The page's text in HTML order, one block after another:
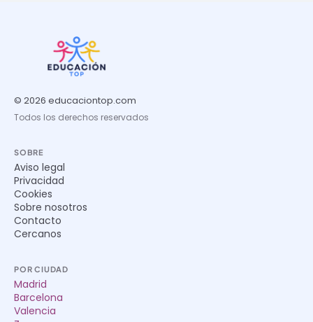
© 2026 educaciontop.com
Todos los derechos reservados
SOBRE
Aviso legal
Privacidad
Cookies
Sobre nosotros
Contacto
Cercanos
POR CIUDAD
Madrid
Barcelona
Valencia